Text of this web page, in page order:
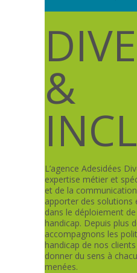
&
L’agence Adesidées
expertise métier et
et de la
apporter des solutions
dans le déploiement
handicap. Depuis plus
accompagnons les
handicap de nos
donner du sens à
menées.